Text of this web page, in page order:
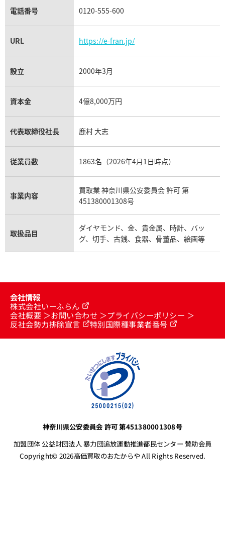
電話番号 0120-555-600
URL https://e-fran.jp/
設立 2000年3月
資本金 4億8,000万円
代表取締役社長 鹿村 大志
従業員数 1863名（2026年4月1日時点）
事業内容
買取業 神奈川県公安委員会 許可 第
451380001308号
取扱品目
ダイヤモンド、金、貴金属、時計、バッ
グ、切手、古銭、食器、骨董品、絵画等
会社情報
株式会社いーふらん
会社概要
お問い合わせ
プライバシーポリシー
反社会勢力排除宣言
特別国際種事業者番号
神奈川県公安委員会 許可 第451380001308号
加盟団体 公益財団法人 暴力団追放運動推進都民センター 賛助会員
Copyright© 2026高価買取のおたからや All Rights Reserved.